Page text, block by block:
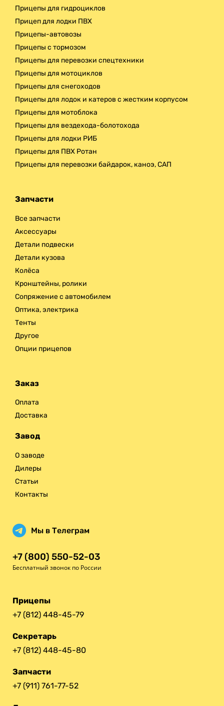
Прицепы для гидроциклов
Прицеп для лодки ПВХ
Прицепы-автовозы
Прицепы с тормозом
Прицепы для перевозки спецтехники
Прицепы для мотоциклов
Прицепы для снегоходов
Прицепы для лодок и катеров с жестким корпусом
Прицепы для мотоблока
Прицепы для вездехода-болотохода
Прицепы для лодки РИБ
Прицепы для ПВХ Ротан
Прицепы для перевозки байдарок, каноэ, САП
Запчасти
Все запчасти
Аксессуары
Детали подвески
Детали кузова
Колёса
Кронштейны, ролики
Сопряжение с автомобилем
Оптика, электрика
Тенты
Другое
Опции прицепов
Заказ
Оплата
Доставка
Завод
О заводе
Дилеры
Статьи
Контакты
Мы в Телеграм
+7 (800) 550-52-03
Бесплатный звонок по России
Прицепы
+7 (812) 448-45-79
Секретарь
+7 (812) 448-45-80
Запчасти
+7 (911) 761-77-52